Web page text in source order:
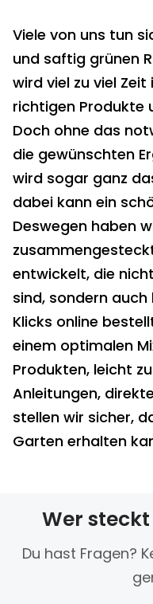
Viele von uns tun
und saftig grünen
wird viel zu viel
richtigen Produkte
Doch ohne das
die gewünschten
wird sogar ganz
dabei kann ein
Deswegen haben
entwickelt, die
sind, sondern
Klicks online
einem optimalen
Produkten, leicht
Anleitungen,
stellen wir sicher,
Garten erhalten
Wer
Du hast Fragen?